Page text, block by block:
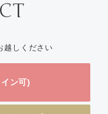
越しください
ン可)